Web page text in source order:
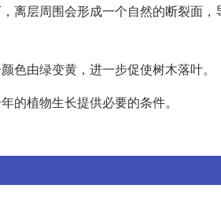
离层周围会形成一个自然的断裂面，
色由绿变黄，进一步促使树木落叶。
的植物生长提供必要的条件。